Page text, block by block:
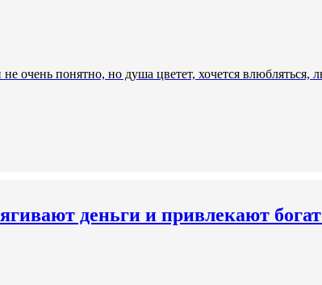
очень понятно, но душа цветет, хочется
деньги и привлекают